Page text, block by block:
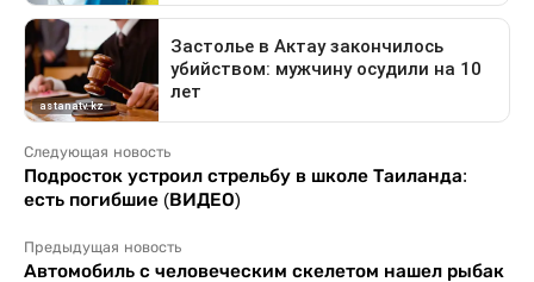
Следующая новость
Подросток устроил стрельбу в школе Таиланда:
есть погибшие (ВИДЕО)
Предыдущая новость
Автомобиль с человеческим скелетом нашел рыбак